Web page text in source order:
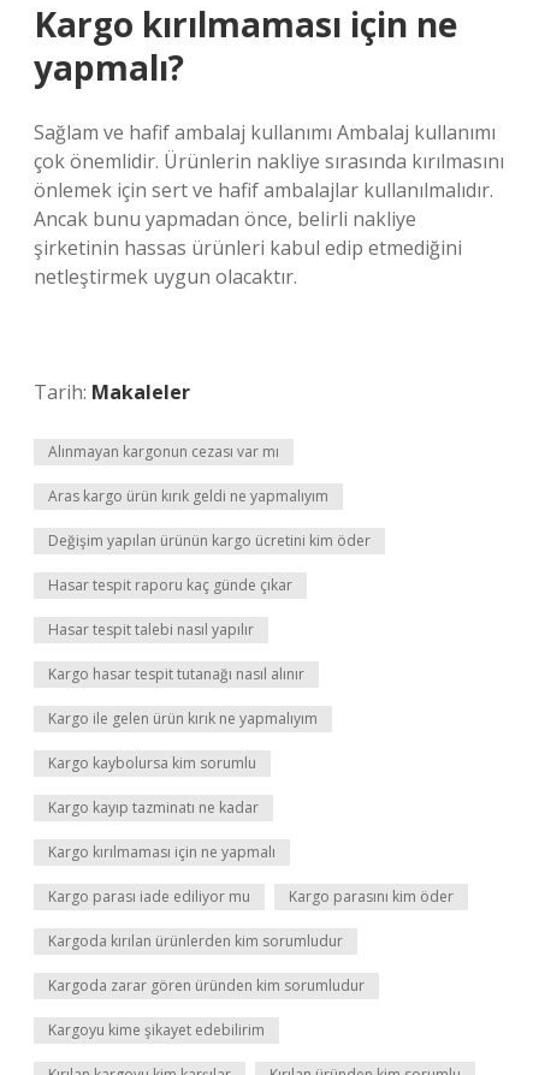
Kargo kırılmaması için ne
yapmalı?
Sağlam ve hafif ambalaj kullanımı Ambalaj kullanımı
çok önemlidir. Ürünlerin nakliye sırasında kırılmasını
önlemek için sert ve hafif ambalajlar kullanılmalıdır.
Ancak bunu yapmadan önce, belirli nakliye
şirketinin hassas ürünleri kabul edip etmediğini
netleştirmek uygun olacaktır.
Tarih: Makaleler
Alınmayan kargonun cezası var mı
Aras kargo ürün kırık geldi ne yapmalıyım
Değişim yapılan ürünün kargo ücretini kim öder
Hasar tespit raporu kaç günde çıkar
Hasar tespit talebi nasıl yapılır
Kargo hasar tespit tutanağı nasıl alınır
Kargo ile gelen ürün kırık ne yapmalıyım
Kargo kaybolursa kim sorumlu
Kargo kayıp tazminatı ne kadar
Kargo kırılmaması için ne yapmalı
Kargo parası iade ediliyor mu Kargo parasını kim öder
Kargoda kırılan ürünlerden kim sorumludur
Kargoda zarar gören üründen kim sorumludur
Kargoyu kime şikayet edebilirim